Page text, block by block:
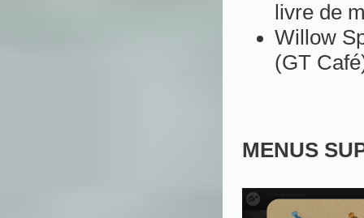
livre de
Willow
(GT
MENUS